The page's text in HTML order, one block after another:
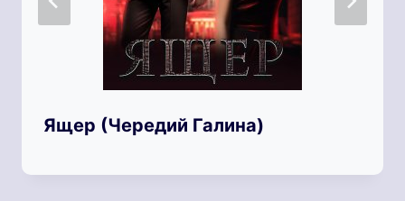
Ящер (Чередий Галина)